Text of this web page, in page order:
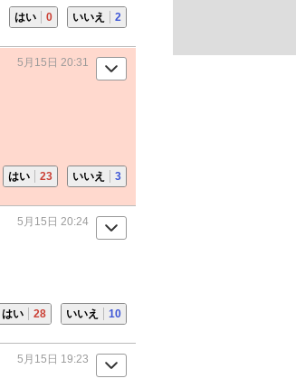
はい 0 いいえ 2
5月15日 20:31
はい 23 いいえ 3
5月15日 20:24
はい 28 いいえ 10
5月15日 19:23